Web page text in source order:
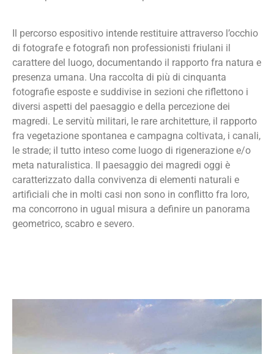
Il percorso espositivo intende restituire attraverso l’occhio
di fotografe e fotografi non professionisti friulani il
carattere del luogo, documentando il rapporto fra natura e
presenza umana. Una raccolta di più di cinquanta
fotografie esposte e suddivise in sezioni che riflettono i
diversi aspetti del paesaggio e della percezione dei
magredi. Le servitù militari, le rare architetture, il rapporto
fra vegetazione spontanea e campagna coltivata, i canali,
le strade; il tutto inteso come luogo di rigenerazione e/o
meta naturalistica. Il paesaggio dei magredi oggi è
caratterizzato dalla convivenza di elementi naturali e
artificiali che in molti casi non sono in conflitto fra loro,
ma concorrono in ugual misura a definire un panorama
geometrico, scabro e severo.